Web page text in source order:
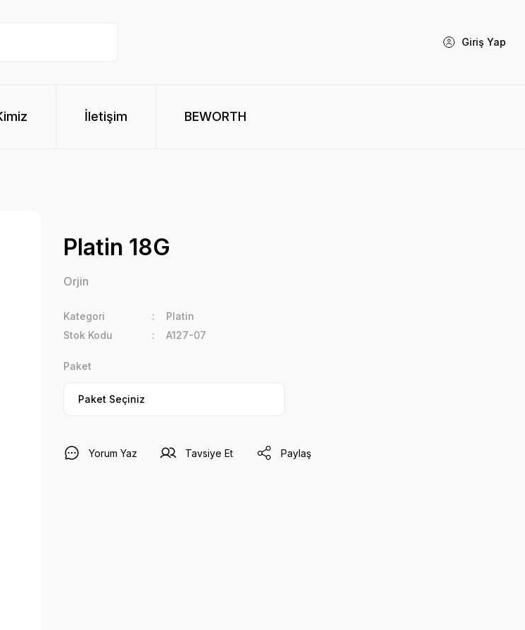
Giriş Yap
İletişim BEWORTH
Platin 18G
Orjin
Kategori
Platin
Stok Kodu
A127-07
Paket
Yorum Yaz Tavsiye Et Paylaş